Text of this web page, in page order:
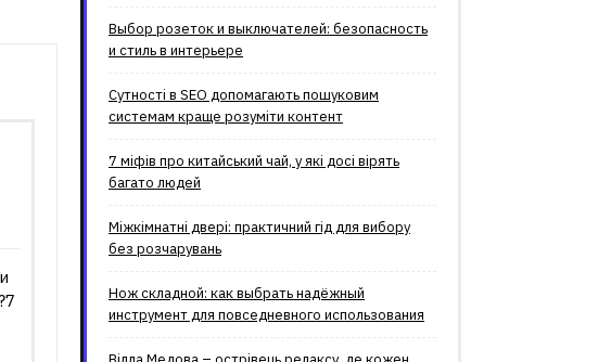
Выбор розеток и выключателей: безопасность
и стиль в интерьере
Сутності в SEO допомагають пошуковим
системам краще розуміти контент
7 міфів про китайський чай, у які досі вірять
багато людей
Міжкімнатні двері: практичний гід для вибору
без розчарувань
Нож складной: как выбрать надёжный
инструмент для повседневного использования